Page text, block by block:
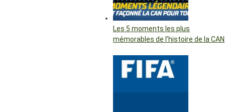
Les 5 moments les plus
mémorables de l’histoire de la CAN